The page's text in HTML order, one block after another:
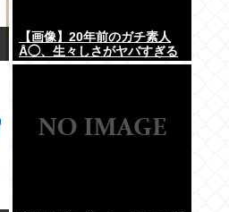
【画像】20年前のガチ素人
Å◯、生々しさがヤバすぎる